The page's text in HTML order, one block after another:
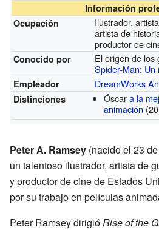
Información
Ocupación
Ilustrador,
artista de
productor de
Conocido por
El origen de los
Spider-Man: Un
Empleador DreamWorks
Distinciones Óscara la
animación
Peter A. Ramsey (nacido el 23
un talentoso ilustrador, artista de
y productor de cine de Estados
por su trabajo en películas
Peter Ramsey dirigióRise of the